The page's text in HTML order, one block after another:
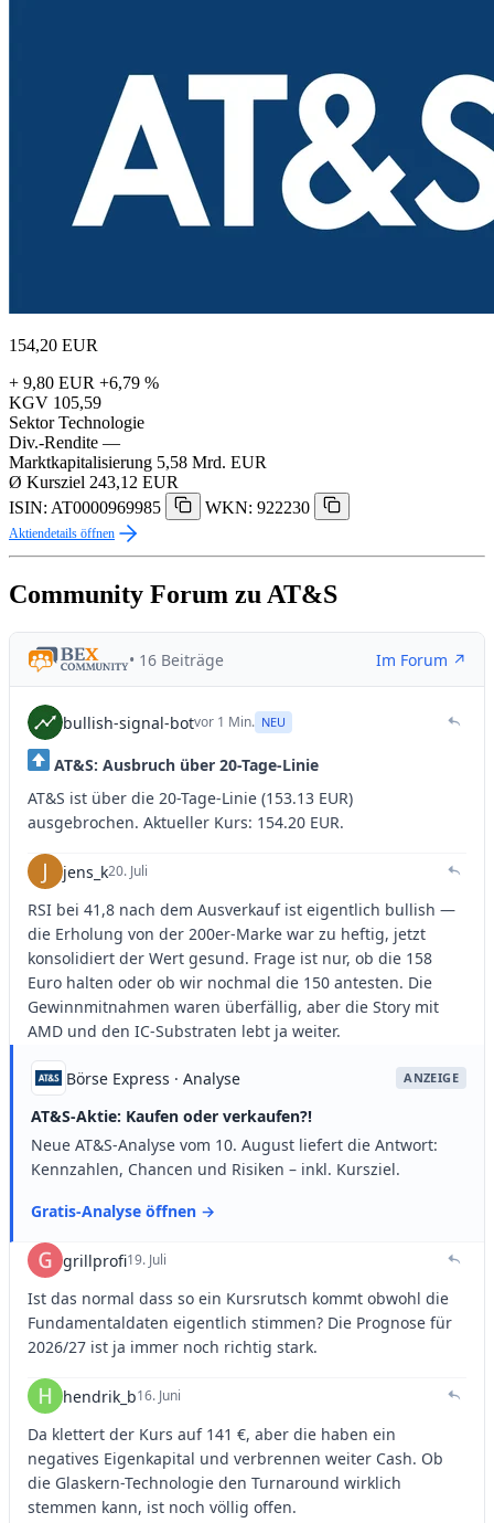
154,20 EUR
+ 9,80 EUR +6,79 %
KGV 105,59
Sektor Technologie
Div.-Rendite —
Marktkapitalisierung 5,58 Mrd. EUR
Ø Kursziel 243,12 EUR
ISIN: AT0000969985
WKN: 922230
Aktiendetails öffnen
Community Forum zu AT&S